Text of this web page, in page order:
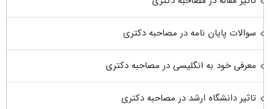
سوالات پایان نامه در مصاحبه دکتری
معرفی خود به انگلیسی در مصاحبه دکتری
تاثیر دانشگاه ارشد در مصاحبه دکتری